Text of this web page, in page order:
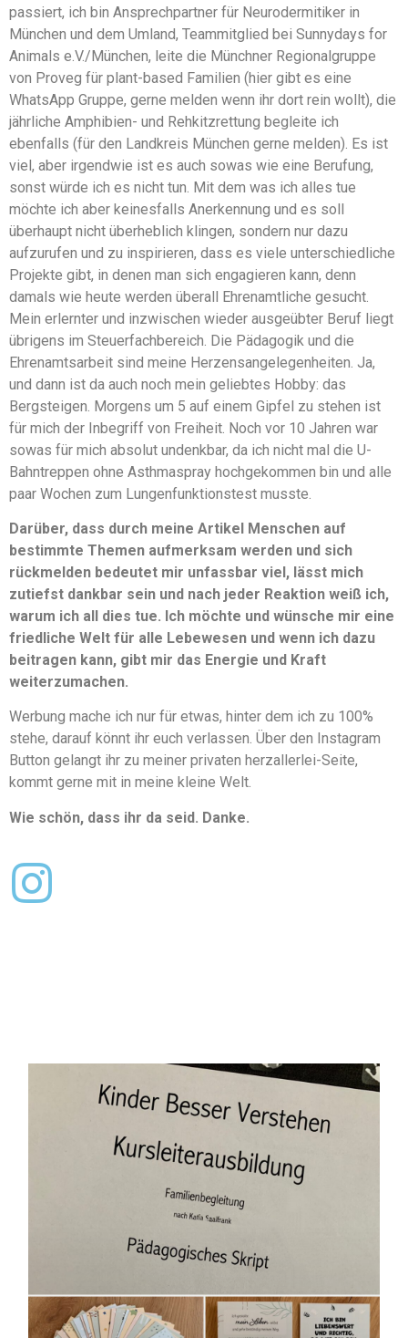
passiert, ich bin Ansprechpartner für Neurodermitiker in
München und dem Umland, Teammitglied bei Sunnydays for
Animals e.V./München, leite die Münchner Regionalgruppe
von Proveg für plant-based Familien (hier gibt es eine
WhatsApp Gruppe, gerne melden wenn ihr dort rein wollt), die
jährliche Amphibien- und Rehkitzrettung begleite ich
ebenfalls (für den Landkreis München gerne melden). Es ist
viel, aber irgendwie ist es auch sowas wie eine Berufung,
sonst würde ich es nicht tun. Mit dem was ich alles tue
möchte ich aber keinesfalls Anerkennung und es soll
überhaupt nicht überheblich klingen, sondern nur dazu
aufzurufen und zu inspirieren, dass es viele unterschiedliche
Projekte gibt, in denen man sich engagieren kann, denn
damals wie heute werden überall Ehrenamtliche gesucht.
Mein erlernter und inzwischen wieder ausgeübter Beruf liegt
übrigens im Steuerfachbereich. Die Pädagogik und die
Ehrenamtsarbeit sind meine Herzensangelegenheiten. Ja,
und dann ist da auch noch mein geliebtes Hobby: das
Bergsteigen. Morgens um 5 auf einem Gipfel zu stehen ist
für mich der Inbegriff von Freiheit. Noch vor 10 Jahren war
sowas für mich absolut undenkbar, da ich nicht mal die U-
Bahntreppen ohne Asthmaspray hochgekommen bin und alle
paar Wochen zum Lungenfunktionstest musste.
Darüber, dass durch meine Artikel Menschen auf
bestimmte Themen aufmerksam werden und sich
rückmelden bedeutet mir unfassbar viel, lässt mich
zutiefst dankbar sein und nach jeder Reaktion weiß ich,
warum ich all dies tue. Ich möchte und wünsche mir eine
friedliche Welt für alle Lebewesen und wenn ich dazu
beitragen kann, gibt mir das Energie und Kraft
weiterzumachen.
Werbung mache ich nur für etwas, hinter dem ich zu 100%
stehe, darauf könnt ihr euch verlassen. Über den Instagram
Button gelangt ihr zu meiner privaten herzallerlei-Seite,
kommt gerne mit in meine kleine Welt.
Wie schön, dass ihr da seid. Danke.